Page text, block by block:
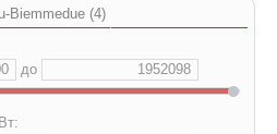
Biemmedue (4)
до